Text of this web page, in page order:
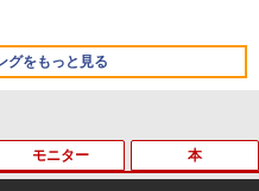
グをもっと見る
と 17巻 (デジタル版ビッグガ
クス)
モニター 本